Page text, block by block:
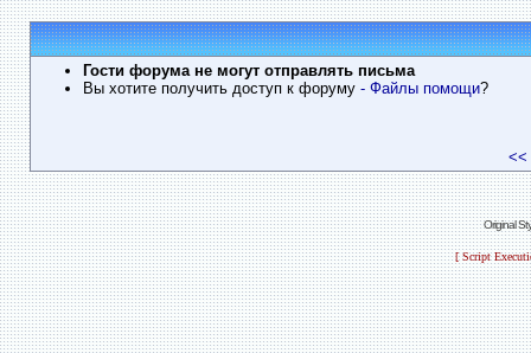
Гости форума не могут отправлять письма
Вы хотите получить доступ к форуму - Файлы помощи?
<<
Original
[ Script